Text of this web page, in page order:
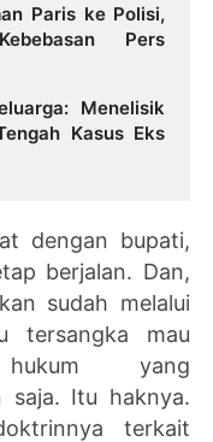
Paris ke Polisi,
Pers
Menelisik
Kasus Eks
dengan bupati,
berjalan. Dan,
sudah melalui
tersangka mau
yang
saja. Itu haknya.
terkait